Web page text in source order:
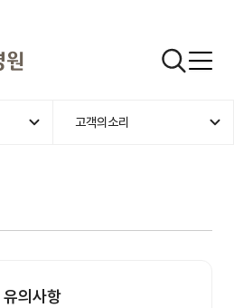
검색열기
2차메뉴
고객의소리
용안내 |
유의사항